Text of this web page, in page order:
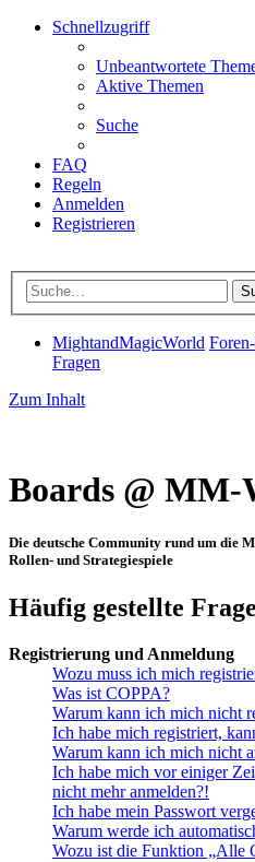
Schnellzugriff
Unbeantwortete
Aktive Themen
Suche
FAQ
Regeln
Anmelden
Registrieren
MightandMagicWorld
Fragen
Zum Inhalt
Boards @ MM-
Die deutsche Community rund um die
Rollen- und Strategiespiele
Häufig gestellte
Registrierung und Anmeldung
Wozu muss ich mich
Was ist COPPA?
Warum kann ich mich nicht
Ich habe mich registriert,
Warum kann ich mich nicht
Ich habe mich vor einiger
nicht mehr anmelden?!
Ich habe mein Passwort
Warum werde ich
Wozu ist die Funktion „Alle